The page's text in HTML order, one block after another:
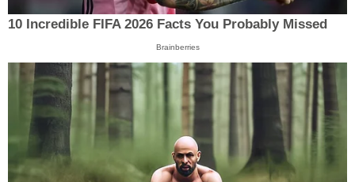
10 Incredible FIFA 2026 Facts You Probably Missed
Brainberries